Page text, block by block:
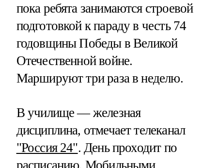
пока ребята занимаются строевой
подготовкой к параду в честь 74
годовщины Победы в Великой
Отечественной войне.
Маршируют три раза в неделю.
В училище — железная
дисциплина, отмечает телеканал
"Россия 24". День проходит по
расписанию. Мобильными